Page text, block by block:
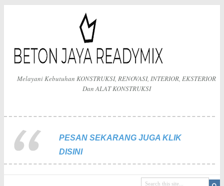
Melayani Kebutuhan KONSTRUKSI, RENOVASI, INTERIOR, EKSTERIOR
Dan ALAT KONSTRUKSI
PESAN SEKARANG JUGA KLIK
DISINI